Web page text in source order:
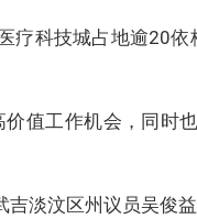
疗科技城占地逾20
值工作机会，同时
淡汶区州议员吴俊益